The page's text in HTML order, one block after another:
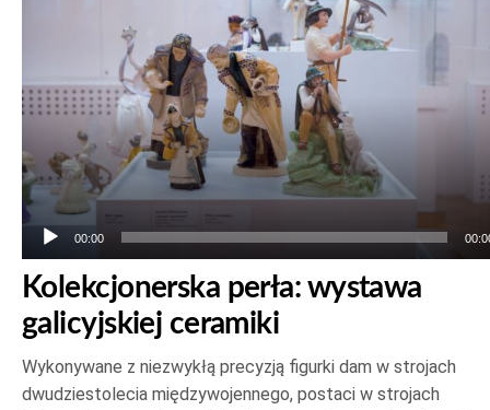
00:00
Kolekcjonerska perła: wystawa
galicyjskiej ceramiki
Wykonywane z niezwykłą precyzją figurki dam w strojach
dwudziestolecia międzywojennego, postaci w strojach